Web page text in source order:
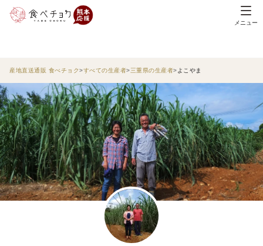
メニュー
産地直送通販 食べチョク すべての生産者 三重県の生産者 よこやま